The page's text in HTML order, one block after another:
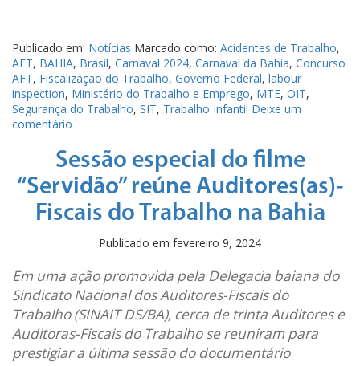
Publicado em: Notícias Marcado como: Acidentes de Trabalho,
AFT, BAHIA, Brasil, Carnaval 2024, Carnaval da Bahia, Concurso
AFT, Fiscalização do Trabalho, Governo Federal, labour
inspection, Ministério do Trabalho e Emprego, MTE, OIT,
Segurança do Trabalho, SIT, Trabalho Infantil Deixe um
comentário
Sessão especial do filme
“Servidão” reúne Auditores(as)-
Fiscais do Trabalho na Bahia
Publicado em fevereiro 9, 2024
Em uma ação promovida pela Delegacia baiana do
Sindicato Nacional dos Auditores-Fiscais do
Trabalho (SINAIT DS/BA), cerca de trinta Auditores e
Auditoras-Fiscais do Trabalho se reuniram para
prestigiar a última sessão do documentário